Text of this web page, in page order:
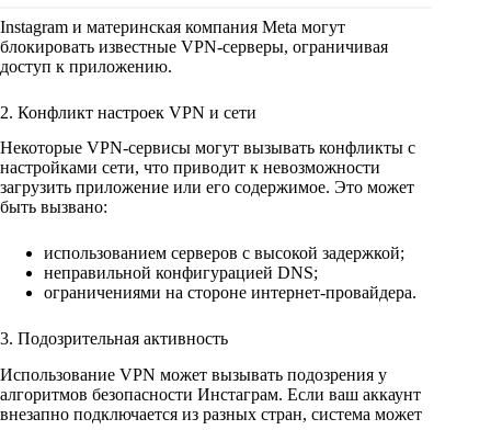
Instagram и материнская компания Meta могут
блокировать известные VPN-серверы, ограничивая
доступ к приложению.
2. Конфликт настроек VPN и сети
Некоторые VPN-сервисы могут вызывать конфликты с
настройками сети, что приводит к невозможности
загрузить приложение или его содержимое. Это может
быть вызвано:
использованием серверов с высокой задержкой;
неправильной конфигурацией DNS;
ограничениями на стороне интернет-провайдера.
3. Подозрительная активность
Использование VPN может вызывать подозрения у
алгоритмов безопасности Инстаграм. Если ваш аккаунт
внезапно подключается из разных стран, система может